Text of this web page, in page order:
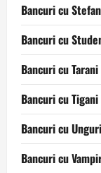
Bancuri cu
Bancuri cu
Bancuri cu Tarani
Bancuri cu Tigani
Bancuri cu Unguri
Bancuri cu